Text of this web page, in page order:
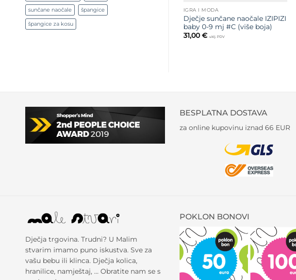
sunčane naočale špangice
špangice za kosu
IGRA I MODA
Dječje sunčane naočale IZIPIZI
baby 0-9 mj #C (više boja)
31,00€ uklj. PDV
BESPLATNA DOSTAVA
za online kupovinu iznad 66 EUR
Dječja trgovina. Trudni? U Malim
stvarim imamo puno iskustva. Sve za
vašu bebu ili klinca. Dječja kolica,
hranilice, namještaj, … Obratite nam se s
POKLON BONOVI